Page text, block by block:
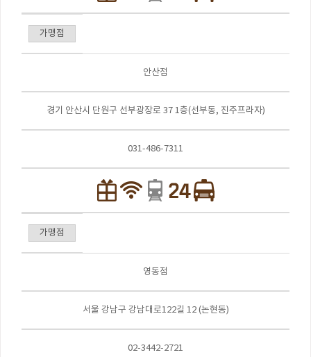
가맹점
안산점
경기 안산시 단원구 선부광장로 37 1층(선부동, 진주프라자)
031-486-7311
가맹점
영동점
서울 강남구 강남대로122길 12 (논현동)
02-3442-2721